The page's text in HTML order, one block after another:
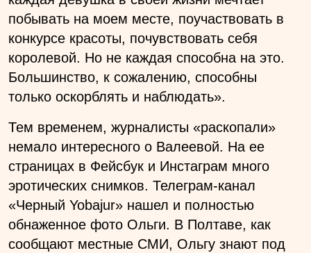
побывать на моем месте, поучаствовать в
конкурсе красоты, почувствовать себя
королевой. Но не каждая способна на это.
Большинство, к сожалению, способны
только оскорблять и наблюдать».
Тем временем, журналисты «раскопали»
немало интересного о Валеевой. На ее
страницах в Фейсбук и Инстаграм много
эротических снимков. Телеграм-канал
«Черный Yobajur» нашел и полностью
обнаженное фото Ольги. В Полтаве, как
сообщают местные СМИ, Ольгу знают под